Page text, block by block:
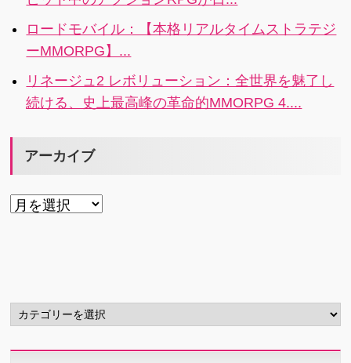
ロードモバイル：【本格リアルタイムストラテジ
ーMMORPG】...
リネージュ2 レボリューション：全世界を魅了し
続ける、史上最高峰の革命的MMORPG 4....
アーカイブ
ア
カ
テ
リ